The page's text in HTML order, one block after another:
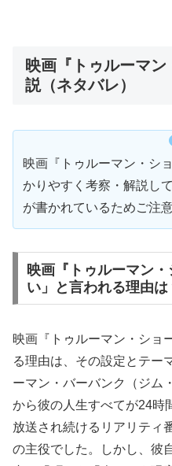
映画『トゥルーマ
説（ネタバレ）
映画『トゥルーマン・シ
かりやすく考察・解説し
が書かれているためご注
映画『トゥルーマン
い」と言われる理由は
映画『トゥルーマン・ショ
る理由は、その設定とテー
ーマン・バーバンク（ジム
から彼の人生すべてが24時
放送され続けるリアリティ
の主役でした。しかし、彼